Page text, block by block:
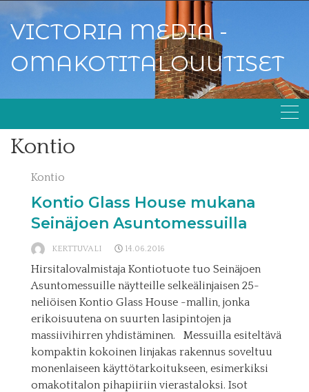
content
VICTORIA MEDIA -
OMAKOTITALOUUTISET
Kontio
Kontio
Kontio Glass House mukana
Seinäjoen Asuntomessuilla
KERTTUVALI 14.06.2016
Hirsitalovalmistaja Kontiotuote tuo Seinäjoen
Asuntomessuille näytteille selkeälinjaisen 25-
neliöisen Kontio Glass House -mallin, jonka
erikoisuutena on suurten lasipintojen ja
massiivihirren yhdistäminen. Messuilla esiteltävä
kompaktin kokoinen linjakas rakennus soveltuu
monenlaiseen käyttötarkoitukseen, esimerkiksi
omakotitalon pihapiiriin vierastaloksi. Isot